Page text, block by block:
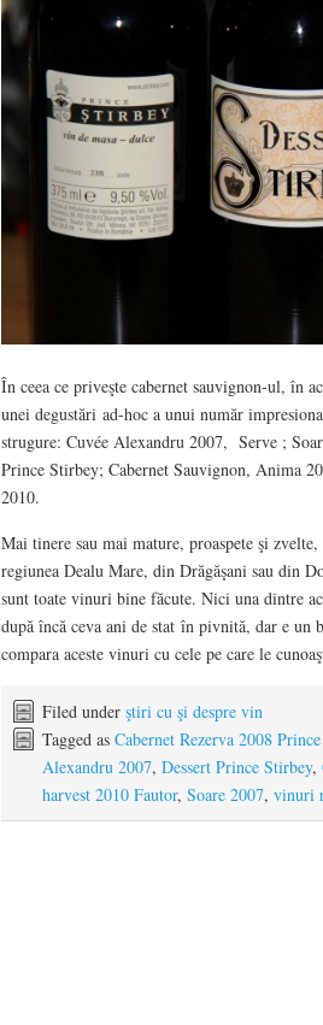
În ceea ce priveşte cabernet sauvignon-ul, în
unei degustări ad-hoc a unui număr
strugure: Cuvée Alexandru 2007, Serve ;
Prince Stirbey; Cabernet Sauvignon, Anima
2010.
Mai tinere sau mai mature, proaspete şi
regiunea Dealu Mare, din Drăgăşani sau din
sunt toate vinuri bine făcute. Nici una dintre
după încă ceva ani de stat în pivnită, dar e
compara aceste vinuri cu cele pe care le
Filed under ştiri cu şi despre vin
Tagged as Cabernet Rezerva 2008
Alexandru 2007, Dessert Prince Stirbey,
harvest 2010 Fautor, Soare 2007, vinuri